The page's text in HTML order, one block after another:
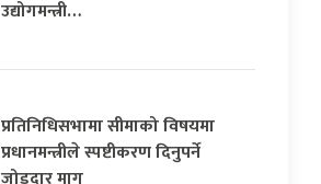
उद्योगमन्त्री…
प्रतिनिधिसभामा सीमाको विषयमा
प्रधानमन्त्रीले स्पष्टीकरण दिनुपर्ने